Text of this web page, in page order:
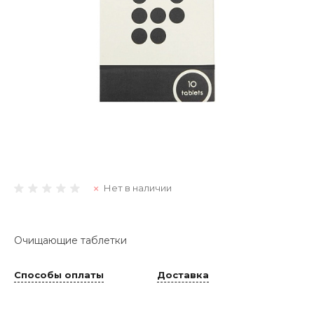
Нет в наличии
Очищающие таблетки
Способы оплаты Доставка